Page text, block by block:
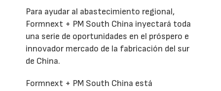
Para ayudar al abastecimiento regional,
Formnext + PM South China inyectará toda
una serie de oportunidades en el próspero e
innovador mercado de la fabricación del sur
de China.
Formnext + PM South China está